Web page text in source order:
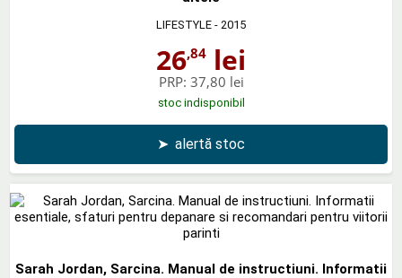
LIFESTYLE - 2015
26,84 lei
PRP: 37,80 lei
stoc indisponibil
➤ alertă stoc
Sarah Jordan, Sarcina. Manual de instructiuni. Informatii